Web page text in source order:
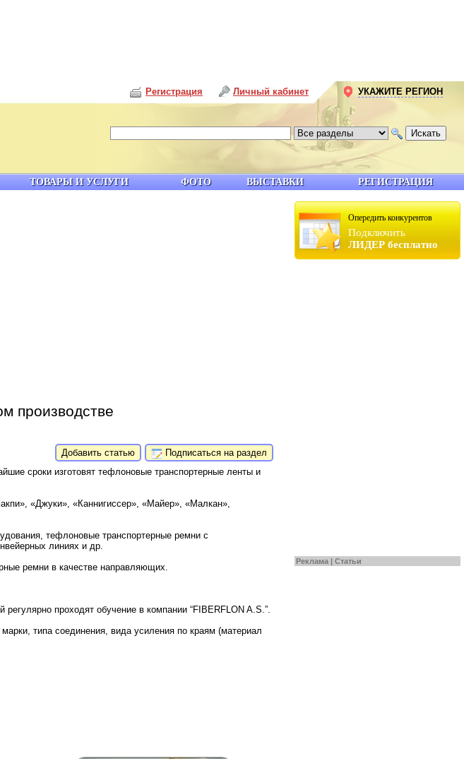
Опередить конкурентов
Подключить
ЛИДЕР бесплатно
Реклама | Статьи
производстве
Добавить статью
Подписаться на раздел
сроки изготовят тефлоновые транспортерные ленты и
«Джуки», «Каннигиссер», «Майер», «Малкан»,
тефлоновые транспортерные ремни с
линиях и др.
ремни в качестве направляющих.
проходят обучение в компании “FIBERFLON A.S.”.
типа соединения, вида усиления по краям (материал
ТОВАРЫ И УСЛУГИ ФОТО ВЫСТАВКИ РЕГИСТРАЦИЯ
Личный кабинет
Регистрация УКАЖИТЕ РЕГИОН